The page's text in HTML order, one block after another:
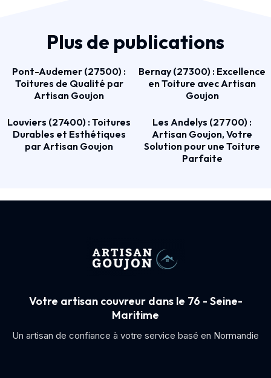
Plus de publications
Pont-Audemer (27500) :
Toitures de Qualité par
Artisan Goujon
Bernay (27300) : Excellence
en Toiture avec Artisan
Goujon
Louviers (27400) : Toitures
Durables et Esthétiques
par Artisan Goujon
Les Andelys (27700) :
Artisan Goujon, Votre
Solution pour une Toiture
Parfaite
Votre artisan couvreur dans le 76 - Seine-
Maritime
Un artisan de confiance à votre service basé en Normandie